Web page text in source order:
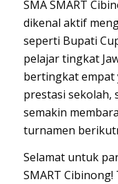
SMA SMART
dikenal aktif
seperti Bupati
pelajar tingkat
bertingkat empat
prestasi sekolah,
semakin
turnamen
Selamat untuk
SMART